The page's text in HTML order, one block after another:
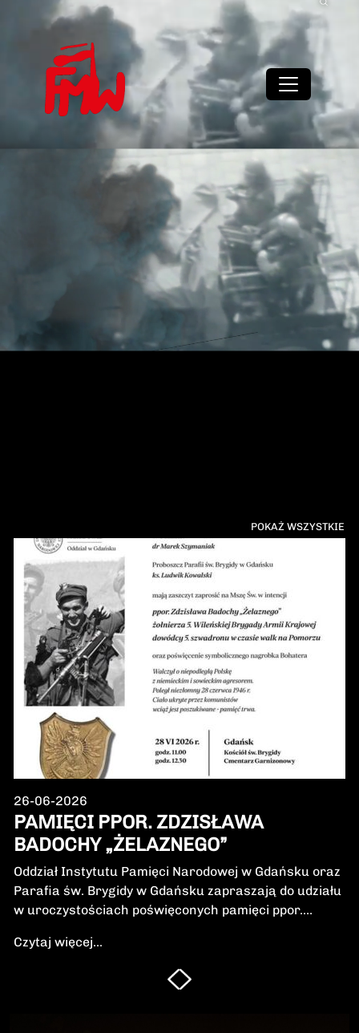
POKAŻ WSZYSTKIE
26-06-2026
PAMIĘCI PPOR. ZDZISŁAWA
BADOCHY „ŻELAZNEGO”
Oddział Instytutu Pamięci Narodowej w Gdańsku oraz
Parafia św. Brygidy w Gdańsku zapraszają do udziału
w uroczystościach poświęconych pamięci ppor.
Wileńskiej Brygady Armii Krajowej, dowódcy 5.
szwadronu podczas walk na Pomorzu, jednego z
najbardziej zasłużonych żołnierzy polskiego podziemia
Czytaj więcej...